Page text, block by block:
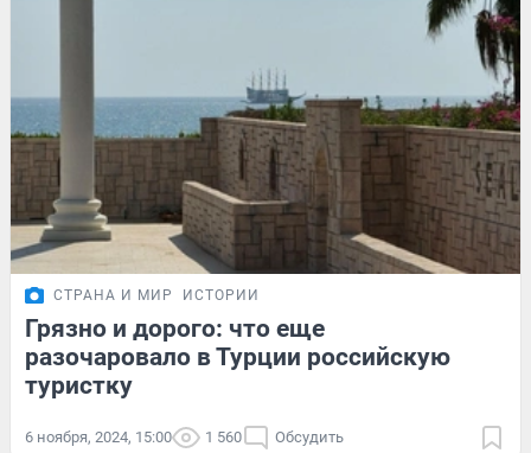
СТРАНА И МИР ИСТОРИИ
Грязно и дорого: что еще
разочаровало в Турции российскую
туристку
6 ноября, 2024, 15:00 1 560 Обсудить